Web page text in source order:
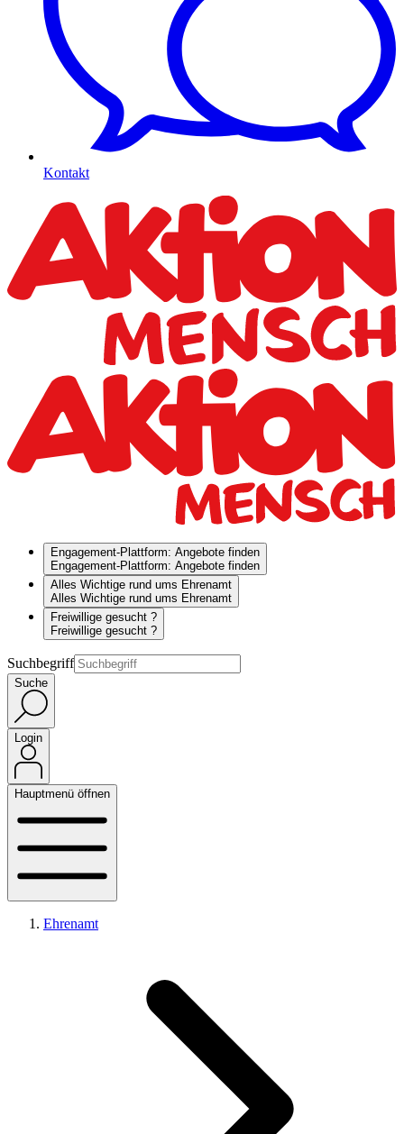
Kontakt
Engagement-Plattform: Angebote finden
Engagement-Plattform: Angebote finden
Alles Wichtige rund ums Ehrenamt
Alles Wichtige rund ums Ehrenamt
Freiwillige gesucht ?
Freiwillige gesucht ?
Suchbegriff
Suche
Login
Hauptmenü öffnen
Ehrenamt